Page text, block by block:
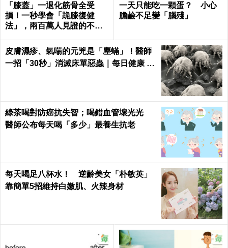
「膝蓋」一退化筋骨全受
損！一秒學會「跪膝復健
法」，兩百萬人見證的不老
一天只能吃一顆蛋？ 小心
膽鹼不足變「腦殘」
皮膚濕疹、氣喘的元兇是「塵蟎」！醫師
一招「30秒」消滅床單惡蟲｜每日健康 H
綠茶喝對防癌抗失智；喝錯血管壞光光
醫師公布每天喝「多少」最養生抗老
每天喝足八杯水！ 逆齡美女「朴敏英」
靠簡單5招維持白嫩肌、火辣身材